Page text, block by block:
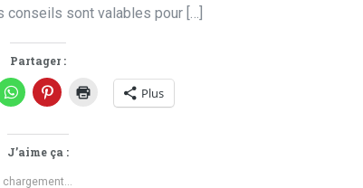
sont valables pour […]
Partager :
Plus
J’aime ça :
chargement…